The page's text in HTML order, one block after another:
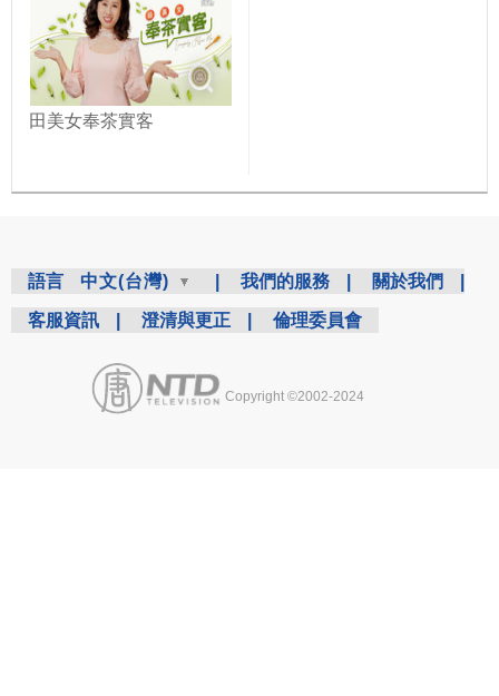
田美女奉茶實客
語言 中文(台灣) 我們的服務 關於我們
客服資訊 澄清與更正 倫理委員會
Copyright ©2002-2024